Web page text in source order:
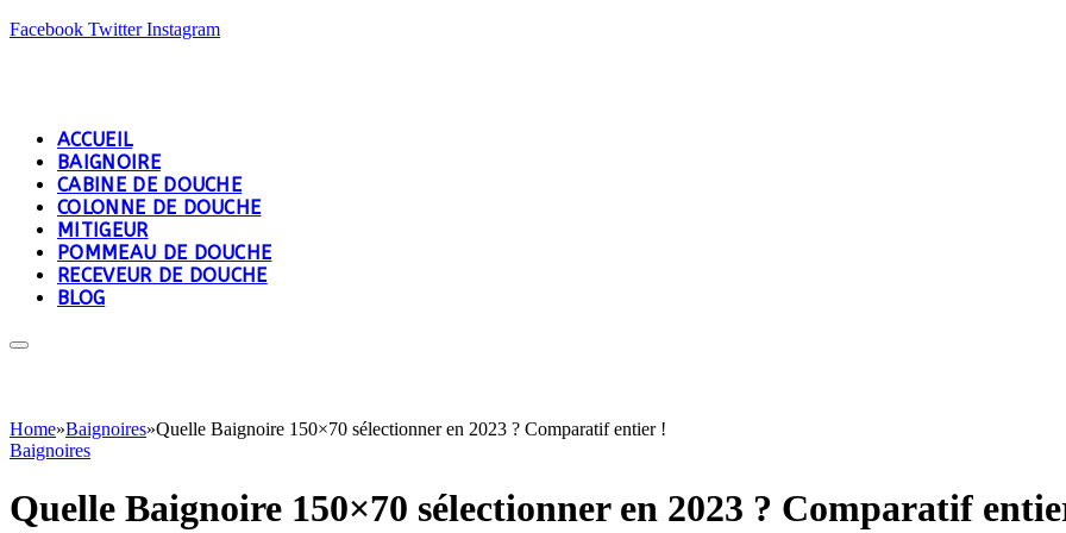
Facebook Twitter Instagram
ACCUEIL
BAIGNOIRE
CABINE DE DOUCHE
COLONNE DE DOUCHE
MITIGEUR
POMMEAU DE DOUCHE
RECEVEUR DE DOUCHE
BLOG
Home»Baignoires»Quelle Baignoire 150×70 sélectionner en 2023 ? Comparatif entier !
Baignoires
Quelle Baignoire 150×70 sélectionner en 2023 ? Comparatif